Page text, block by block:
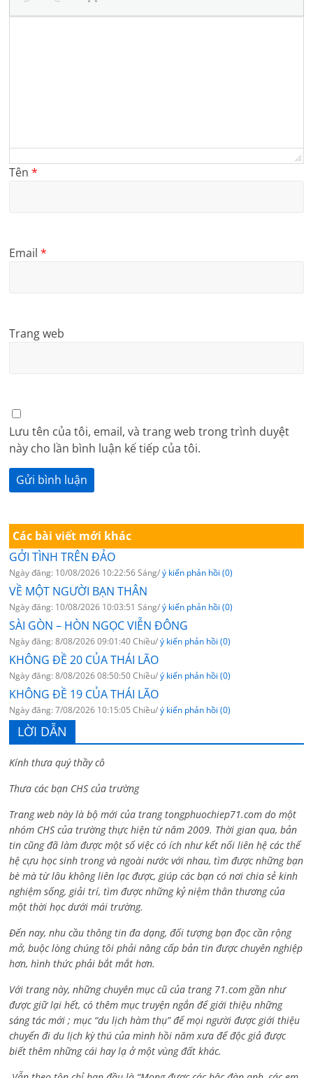
Tên*
Email*
Trang web
Lưu tên của tôi, email, và trang web trong trình duyệt
này cho lần bình luận kế tiếp của tôi.
Các bài viết mới khác
GỞI TÌNH TRÊN ĐẢO
Ngày đăng: 10/08/2026 10:22:56 Sáng/ý kiến phản hồi (0)
VỀ MỘT NGƯỜI BẠN THÂN
Ngày đăng: 10/08/2026 10:03:51 Sáng/ý kiến phản hồi (0)
SÀI GÒN – HÒN NGỌC VIỄN ĐÔNG
Ngày đăng: 8/08/2026 09:01:40 Chiều/ý kiến phản hồi (0)
KHÔNG ĐỀ 20 CỦA THÁI LÃO
Ngày đăng: 8/08/2026 08:50:50 Chiều/ý kiến phản hồi (0)
KHÔNG ĐỀ 19 CỦA THÁI LÃO
Ngày đăng: 7/08/2026 10:15:05 Chiều/ý kiến phản hồi (0)
LỜI DẪN
Kính thưa quý thầy cô
Thưa các bạn CHS của trường
Trang web này là bộ mới của trang tongphuochiep71.com do một
nhóm CHS của trường thực hiện từ năm 2009. Thời gian qua, bản
tin cũng đã làm được một số việc có ích như kết nối liên hệ các thế
hệ cựu học sinh trong và ngoài nước với nhau, tìm được những bạn
bè mà từ lâu không liên lạc được, giúp các bạn có nơi chia sẻ kinh
nghiệm sống, giải trí, tìm được những kỷ niệm thân thương của
một thời học dưới mái trường.
Đến nay, nhu cầu thông tin đa dạng, đối tượng bạn đọc cần rộng
mở, buộc lòng chúng tôi phải nâng cấp bản tin được chuyên nghiệp
hơn, hình thức phải bắt mắt hơn.
Với trang này, những chuyên mục cũ của trang 71.com gần như
được giữ lại hết, có thêm mục truyện ngắn để giới thiệu những
sáng tác mới ; mục “du lịch hàm thụ” để mọi người được giới thiệu
chuyến đi du lịch kỳ thú của mình hồi năm xưa để độc giả được
biết thêm những cái hay lạ ở một vùng đất khác.